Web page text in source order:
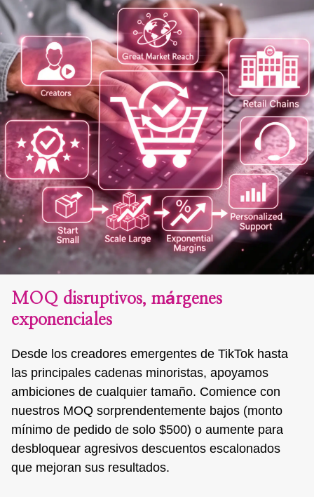
MOQ disruptivos, márgenes
exponenciales
Desde los creadores emergentes de TikTok hasta
las principales cadenas minoristas, apoyamos
ambiciones de cualquier tamaño. Comience con
nuestros MOQ sorprendentemente bajos (monto
mínimo de pedido de solo $500) o aumente para
desbloquear agresivos descuentos escalonados
que mejoran sus resultados.